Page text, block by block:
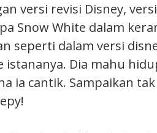
versi revisi Disney,
Snow White dalam
seperti dalam versi
istananya. Dia mahu
ia cantik. Sampaikan